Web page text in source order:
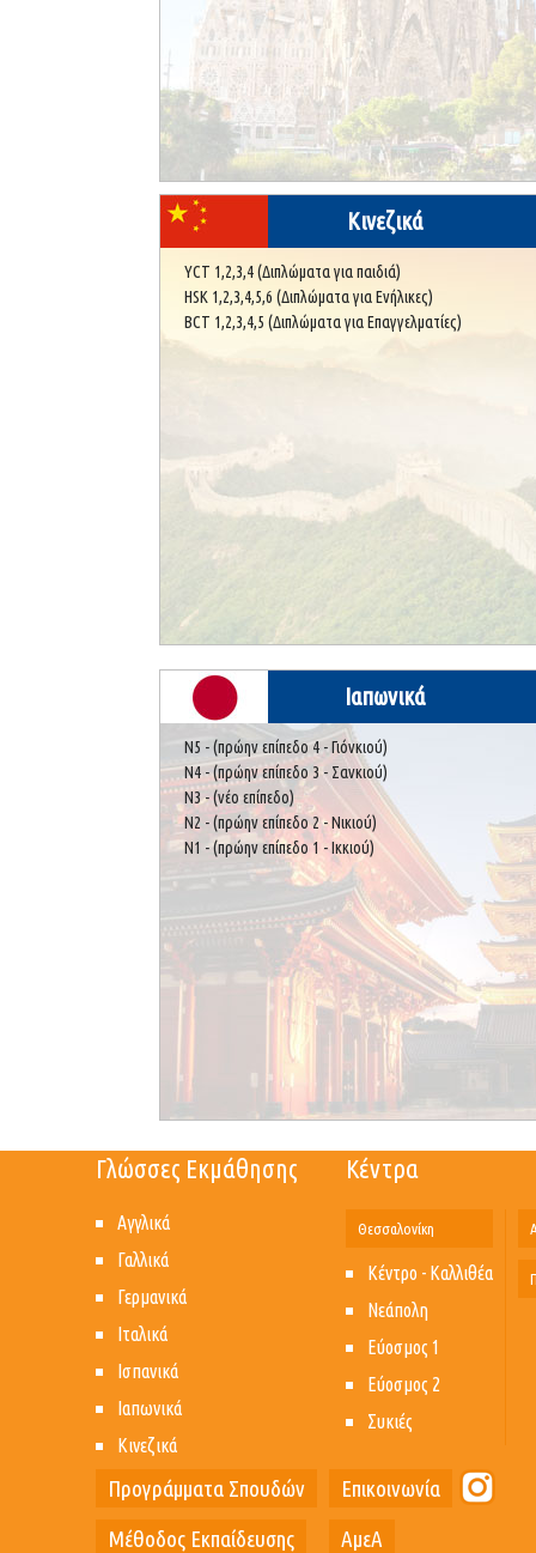
Κινεζικά
YCT 1,2,3,4 (Διπλώματα για παιδιά)
HSK 1,2,3,4,5,6 (Διπλώματα για Ενήλικες)
BCT 1,2,3,4,5 (Διπλώματα για Επαγγελματίες)
Ιαπωνικά
Ν5 - (πρώην επίπεδο 4 - Γιόνκιού)
Ν4 - (πρώην επίπεδο 3 - Σανκιού)
Ν3 - (νέο επίπεδο)
Ν2 - (πρώην επίπεδο 2 - Νικιού)
Ν1 - (πρώην επίπεδο 1 - Ικκιού)
Γλώσσες Εκμάθησης
Αγγλικά
Γαλλικά
Γερμανικά
Ιταλικά
Ισπανικά
Ιαπωνικά
Κινεζικά
Κέντρα
Θεσσαλονίκη
Κέντρο - Καλλιθέα
Νεάπολη
Εύοσμος 1
Εύοσμος 2
Συκιές
Προγράμματα Σπουδών
Μέθοδος Εκπαίδευσης
Επικοινωνία
ΑμεΑ